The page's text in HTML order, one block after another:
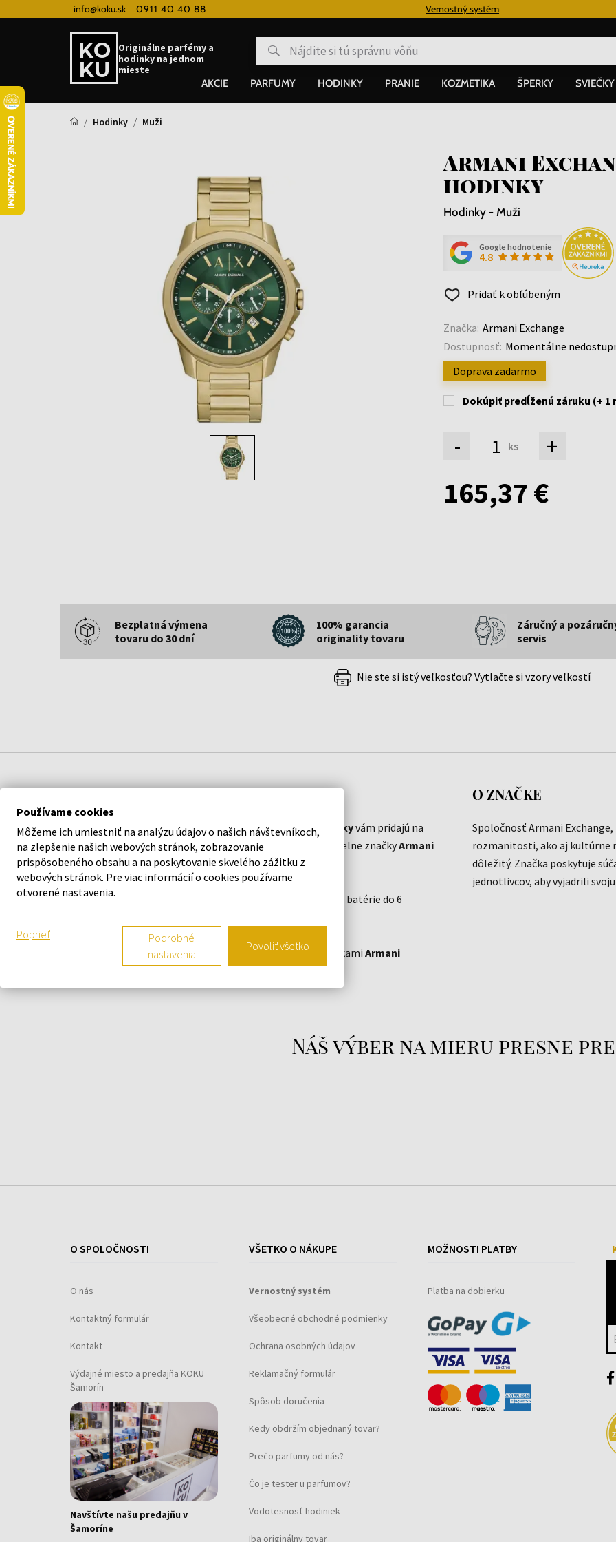
info@koku.sk 0911 40 40 88
Doprava zadarmo pre všetky hodinky od 80€ Vernostný systém
Originálne parfémy a
hodinky na jednom
mieste
AKCIE
PARFUMY HODINKY PRANIE KOZMETIKA ŠPERKY SVIEČKY
Hodinky Muži
Armani
hodinky
Hodinky - Muži
Google hodnotenie
4.8
Pridať k obľúbeným
Značka: Armani Exchange
Dostupnosť: Momentálne
Doprava zadarmo
Dokúpiť predĺženú záruku (+ 1
- ks +
165,37 €
Bezplatná výmena
tovaru do 30 dní
100% garancia
originality tovaru
Záručný a
servis
Nie ste si istý veľkosťou? Vytlačte si vzory veľkostí
POPIS
Pánske hodinkyArmani Exchange AX1746 - Pánske hodinkyvám pridajú na
elegancii a podporia váš štýl. S kvalitným spracovaním z dielne značkyArmani
Exchangesa nemusíte obávať, že stúpite vedľa.
Garantujeme 100 % originalitu tovaru a bezplatnú výmenu batérie do 6
Tak neváhajte a vyšperkujte váš štýl s náramkovými hodinkami Armani
O ZNAČKE
Spoločnosť Armani
rozmanitosti, ako aj kultúrne
dôležitý. Značka poskytuje
jednotlivcov, aby vyjadrili
Náš výber na mieru presne
O SPOLOČNOSTI
O nás
Kontaktný formulár
Kontakt
Výdajné miesto a predajňa KOKU
Šamorín
Navštívte našu predajňu v
Šamoríne
VŠETKO O NÁKUPE
Vernostný systém
Všeobecné obchodné podmienky
Ochrana osobných údajov
Reklamačný formulár
Spôsob doručenia
Kedy obdržím objednaný tovar?
Prečo parfumy od nás?
Čo je tester u parfumov?
Vodotesnosť hodiniek
Iba originálny tovar
MOŽNOSTI PLATBY
Platba na dobierku
Používame cookies
Môžeme ich umiestniť na analýzu údajov o našich návštevníkoch,
na zlepšenie našich webových stránok, zobrazovanie
prispôsobeného obsahu a na poskytovanie skvelého zážitku z
webových stránok. Pre viac informácií o cookies používame
otvorené nastavenia.
Poprieť
Podrobné
nastavenia
Povoliť všetko